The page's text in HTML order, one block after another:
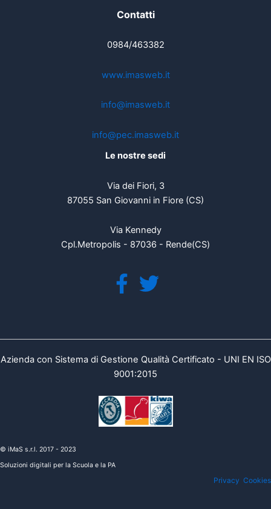
Contatti
0984/463382
www.imasweb.it
info@imasweb.it
info@pec.imasweb.it
Le nostre sedi
Via dei Fiori, 3
87055 San Giovanni in Fiore (CS)
Via Kennedy
Cpl.Metropolis - 87036 - Rende(CS)
Azienda con Sistema di Gestione Qualità Certificato - UNI EN ISO
9001:2015
© iMaS s.r.l. 2017 - 2023
Soluzioni digitali per la Scuola e la PA
Privacy Cookies